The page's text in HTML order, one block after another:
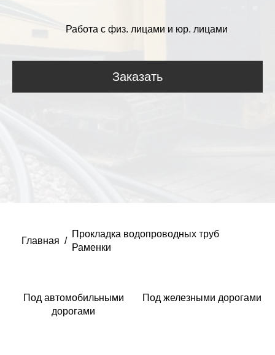
Работа с физ. лицами и юр. лицами
Заказать
Главная /
Прокладка водопроводных труб
Раменки
Под автомобильными
дорогами
Под железными дорогами